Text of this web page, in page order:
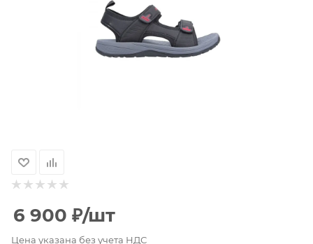
6 900 ₽/шт
Цена указана без учета НДС